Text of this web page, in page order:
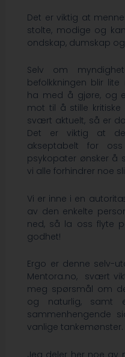
Det er viktig at
stolte, modige og
ondskap, dumskap
Selv om
befolkkningen blir
ha med å gjøre, og
mot til å stille
svært aktuelt, så er
Det er viktig at
akseptabelt for
psykopater ønsker å
vi alle forhindrer noe
Vi er inne i en
av den enkelte
ned, så la oss flyte
godhet!
Ergo er denne selv-
Mentora.no, svært
meg spørsmål om
og naturlig, samt
sammenhengende
vanlige tankemønster.
Jeg deler her noe av